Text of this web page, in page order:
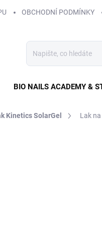
OBCHODNÍ PODMÍNKY
BIO NAILS ACADEMY &
Kinetics SolarGel Lak